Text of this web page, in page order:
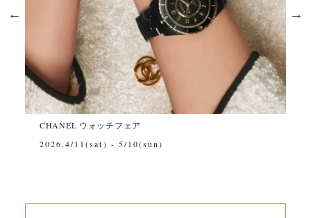
CHANEL ウォッチフェア
2026.4/11(sat) - 5/10(sun)